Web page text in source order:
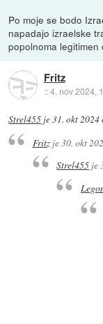
Po moje se bodo
napadajo izraelske
popolnoma legitimen
Fritz
::4. nov 2024,
Strel455 je31. okt 2024
Fritzje30. okt
Strel455 je